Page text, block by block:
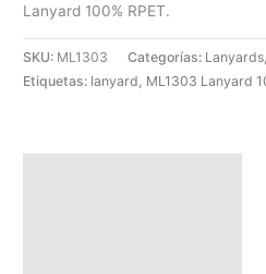
Lanyard 100% RPET.
SKU: ML1303 Categorías: Lanyards
Etiquetas: lanyard, ML1303 Lanyard